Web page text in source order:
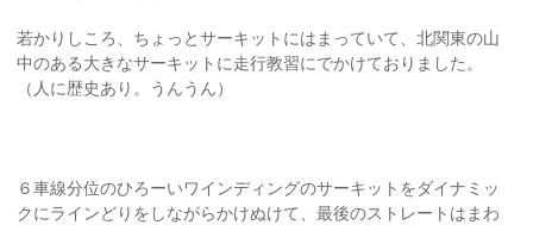
若かりしころ、ちょっとサーキットにはまっていて、北関東の山
中のある大きなサーキットに走行教習にでかけておりました。
（人に歴史あり。うんうん）
６車線分位のひろーいワインディングのサーキットをダイナミッ
クにラインどりをしながらかけぬけて、最後のストレートはまわ